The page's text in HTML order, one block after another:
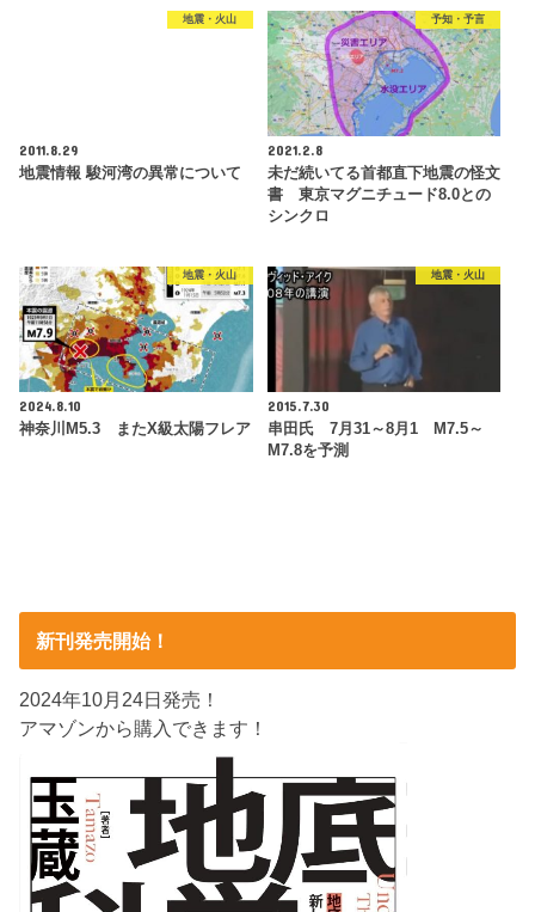
地震・火山
2011.8.29
地震情報 駿河湾の異常について
予知・予言
2021.2.8
未だ続いてる首都直下地震の怪文
書 東京マグニチュード8.0との
シンクロ
地震・火山
2024.8.10
神奈川M5.3 またX級太陽フレア
地震・火山
2015.7.30
串田氏 7月31～8月1 M7.5～
M7.8を予測
新刊発売開始！
2024年10月24日発売！
アマゾンから購入できます！